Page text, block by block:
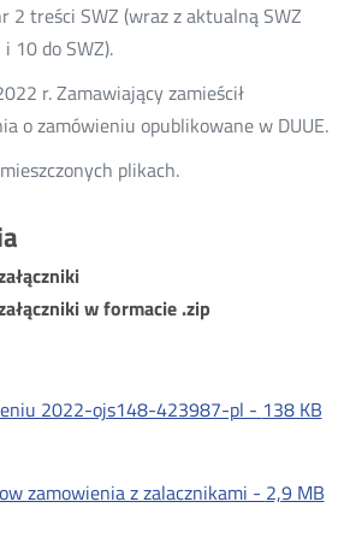
2 treści SWZ (wraz z aktualną SWZ
10 do SWZ).
r. Zamawiający zamieścił
o zamówieniu opublikowane w DUUE.
plikach.
w formacie .zip
2022-ojs148-423987-pl - 138 KB
zamowienia z zalacznikami - 2,9 MB